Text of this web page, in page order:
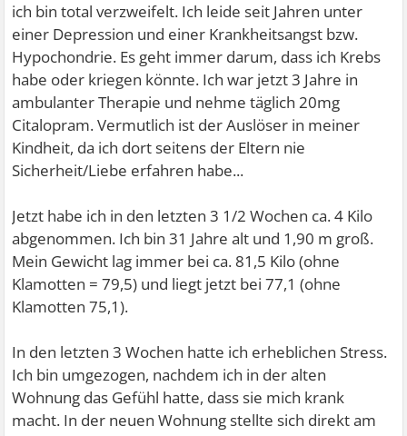
ich bin total verzweifelt. Ich leide seit Jahren unter
einer Depression und einer Krankheitsangst bzw.
Hypochondrie. Es geht immer darum, dass ich Krebs
habe oder kriegen könnte. Ich war jetzt 3 Jahre in
ambulanter Therapie und nehme täglich 20mg
Citalopram. Vermutlich ist der Auslöser in meiner
Kindheit, da ich dort seitens der Eltern nie
Sicherheit/Liebe erfahren habe...
Jetzt habe ich in den letzten 3 1/2 Wochen ca. 4 Kilo
abgenommen. Ich bin 31 Jahre alt und 1,90 m groß.
Mein Gewicht lag immer bei ca. 81,5 Kilo (ohne
Klamotten = 79,5) und liegt jetzt bei 77,1 (ohne
Klamotten 75,1).
In den letzten 3 Wochen hatte ich erheblichen Stress.
Ich bin umgezogen, nachdem ich in der alten
Wohnung das Gefühl hatte, dass sie mich krank
macht. In der neuen Wohnung stellte sich direkt am